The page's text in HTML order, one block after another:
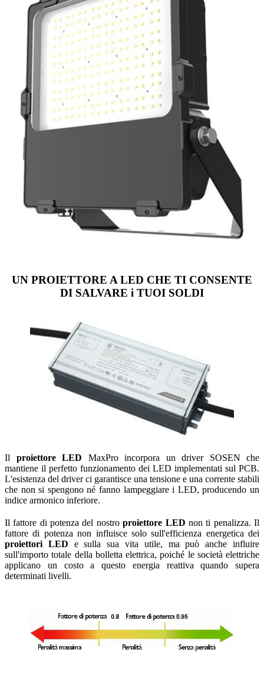
UN PROIETTORE A LED CHE TI CONSENTE
DI SALVARE i TUOI SOLDI
Il proiettore LED MaxPro incorpora un driver SOSEN che
mantiene il perfetto funzionamento dei LED implementati sul PCB.
L'esistenza del driver ci garantisce una tensione e una corrente stabili
che non si spengono né fanno lampeggiare i LED, producendo un
indice armonico inferiore.
Il fattore di potenza del nostroproiettore LED non ti penalizza. Il
fattore di potenza non influisce solo sull'efficienza energetica dei
proiettori LED e sulla sua vita utile, ma può anche influire
sull'importo totale della bolletta elettrica, poiché le società elettriche
applicano un costo a questo energia reattiva quando supera
determinati livelli.